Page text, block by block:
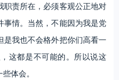
责所在，必须客观公正地对
情。当然，不能因为我是党
我也不会格外把你们高看一
这都是不可能的。所以说这
体会。